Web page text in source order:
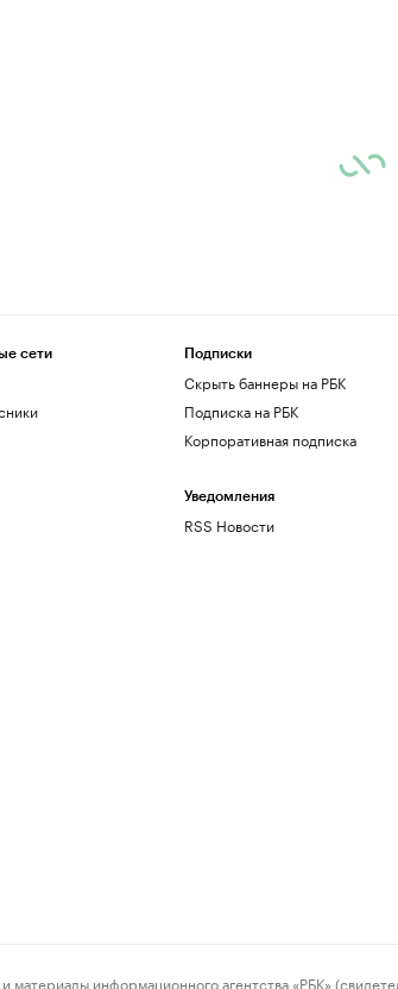
сети Подписки
Скрыть баннеры на РБК
Подписка на РБК
Корпоративная подписка
Уведомления
RSS Новости
информационного агентства «РБК»